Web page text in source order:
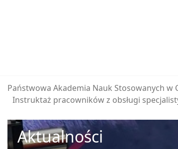
Państwowa Akademia Nauk Stosowanych w
Instruktaż pracowników z obsługi
Aktualności